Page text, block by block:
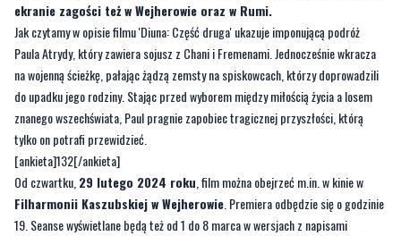
ekranie zagości też w Wejherowie oraz w Rumi.
Jak czytamy w opisie filmu 'Diuna: Część druga' ukazuje imponującą podróż
Paula Atrydy, który zawiera sojusz z Chani i Fremenami. Jednocześnie wkracza
na wojenną ścieżkę, pałając żądzą zemsty na spiskowcach, którzy doprowadzili
do upadku jego rodziny. Stając przed wyborem między miłością życia a losem
znanego wszechświata, Paul pragnie zapobiec tragicznej przyszłości, którą
tylko on potrafi przewidzieć.
[ankieta]132[/ankieta]
Od czwartku,29 lutego 2024 roku, film można obejrzeć m.in. w kinie w
Filharmonii Kaszubskiej w Wejherowie. Premiera odbędzie się o godzinie
19. Seanse wyświetlane będą też od 1 do 8 marca w wersjach z napisami